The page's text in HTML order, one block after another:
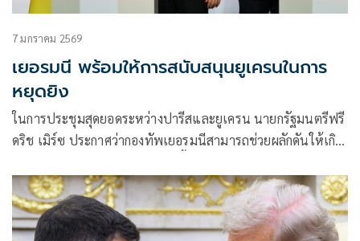
7 มกราคม 2569
เยอรมนี พร้อมให้การสนับสนุนยูเครนในการ
หยุดยิง
ในการประชุมสุดยอดระหว่างปารีสและยูเครน นายกรัฐมนตรีฟรี
ดริช เมิร์ซ ประกาศว่ากองทัพเยอรมนีสามารถช่วยผลักดันให้เกิด
ชายหนุ่มชาวยูเครนด้วย